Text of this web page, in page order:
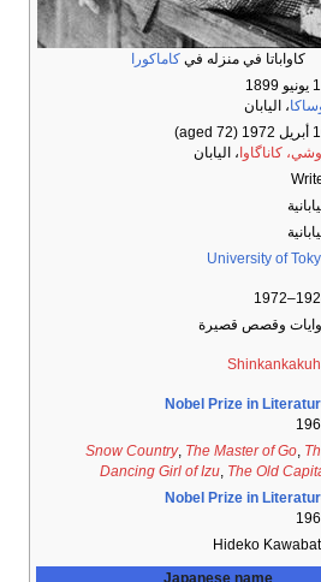
كاواباتا في منزله فيكاماكورا
1899
، اليابان
1972
(aged 72)
كاناگاوا ، اليابان
University of
وقصص قصيرة
Nobel Prize in
Snow Country, The Master of Go,
Dancing Girl of Izu, The Old
Nobel Prize in
Hideko